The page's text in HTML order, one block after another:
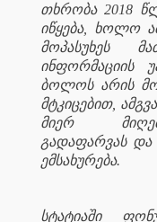
თხრობა 2018
იწყება, ხოლო
მოპასუხეს
ინფორმაციის
ბოლოს არის
მტკიცებით,
მიერ
გადაფარვას და
ემსახურება.
სტატიაში